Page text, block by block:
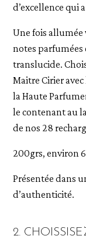
d’excellence qui
Une fois allumée
notes parfumées
translucide.
Maitre Cirier
la Haute
le contenant au
de nos 28
200grs, environ
Présentée dans
d’authenticité.
2.